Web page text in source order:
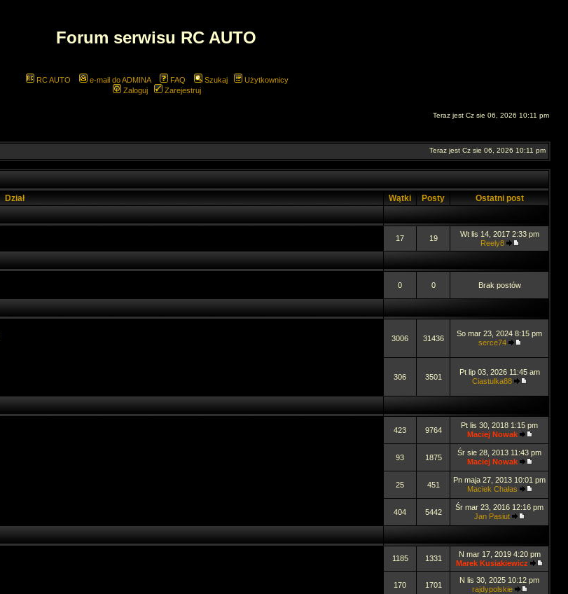
Forum serwisu RC AUTO
RC AUTO e-mail do ADMINA FAQ Szukaj
Użytkownicy
Zaloguj
Zarejestruj
Teraz jest Cz sie 06, 2026 10:11 pm
Teraz jest Cz sie 06, 2026 10:11 pm
Dział Wątki Posty Ostatni post
17 19
Wt lis 14, 2017 2:33 pm
Reely8
0 0 Brak postów
3006 31436
So mar 23, 2024 8:15 pm
serce74
306 3501
Pt lip 03, 2026 11:45 am
Ciastulka88
423 9764
Pt lis 30, 2018 1:15 pm
Maciej Nowak
93 1875
Śr sie 28, 2013 11:43 pm
Maciej Nowak
25 451
Pn maja 27, 2013 10:01 pm
Maciek Chałas
404 5442
Śr mar 23, 2016 12:16 pm
Jan Pasiut
1185 1331
N mar 17, 2019 4:20 pm
Marek Kusiakiewicz
170 1701
N lis 30, 2025 10:12 pm
rajdypolskie